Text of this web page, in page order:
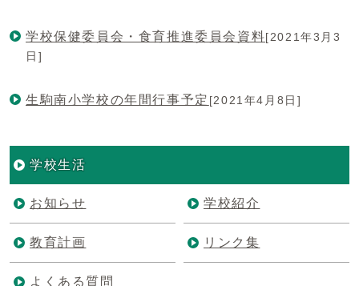
学校保健委員会・食育推進委員会資料[2021年3月3
日]
生駒南小学校の年間行事予定 [2021年4月8日]
学校生活
お知らせ 学校紹介
教育計画 リンク集
よくある質問